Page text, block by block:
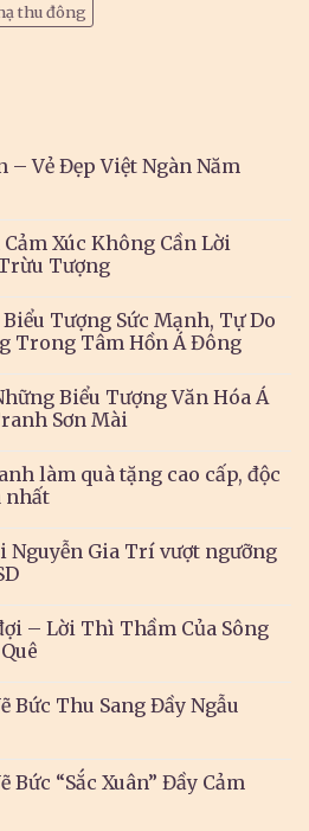
thu đông
– Vẻ Đẹp Việt Ngàn Năm
Xúc Không Cần Lời
Tượng
Tượng Sức Mạnh, Tự Do
Trong Tâm Hồn Á Đông
Biểu Tượng Văn Hóa Á
Sơn Mài
làm quà tặng cao cấp, độc
nhất
Nguyễn Gia Trí vượt ngưỡng
– Lời Thì Thầm Của Sông
Bức Thu Sang Đầy Ngẫu
Bức “Sắc Xuân” Đầy Cảm